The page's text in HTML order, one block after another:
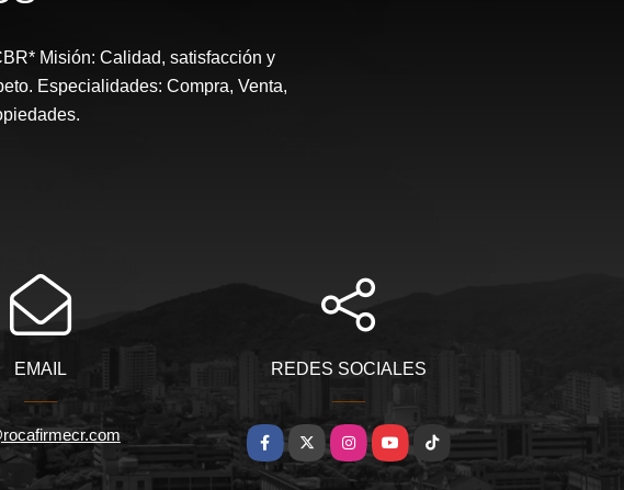
Misión: Calidad, satisfacción y
Especialidades: Compra, Venta,
EMAIL REDES SOCIALES
Facebook
X InstagramYouTubeTikTok